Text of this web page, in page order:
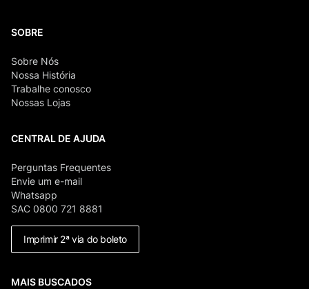
SOBRE
Sobre Nós
Nossa História
Trabalhe conosco
Nossas Lojas
CENTRAL DE AJUDA
Perguntas Frequentes
Envie um e-mail
Whatsapp
SAC 0800 721 8881
Imprimir 2ª via do boleto
MAIS BUSCADOS